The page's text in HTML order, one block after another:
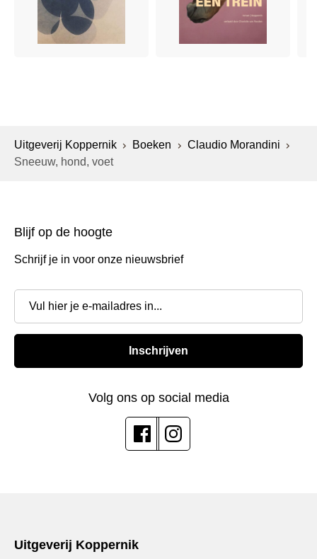
Uitgeverij Koppernik Boeken
Claudio Morandini
Sneeuw, hond, voet
Blijf op de hoogte
Schrijf je in voor onze nieuwsbrief
Inschrijven
Volg ons op social media
Uitgeverij Koppernik